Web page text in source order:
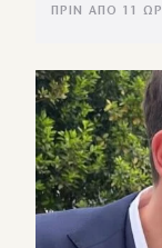
ΠΡΙΝ ΑΠΌ 11